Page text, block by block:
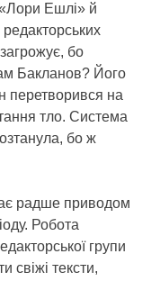
«Лори Ешлі» й
редакторських
бо
Бакланов? Його
перетворився на
тло. Система
бо ж
радше приводом
Робота
групи
свіжі тексти,